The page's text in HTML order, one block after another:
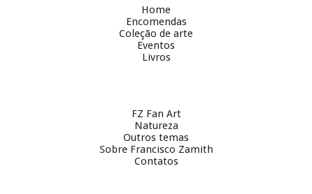
Home
Encomendas
Coleção de arte
Eventos
Livros
FZ Fan Art
Natureza
Outros temas
SobreFrancisco Zamith
Contatos